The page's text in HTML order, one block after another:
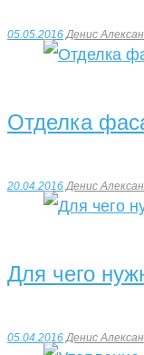
05.05.2016 Денис
Отделка
20.04.2016 Денис
Для чего
05.04.2016 Денис